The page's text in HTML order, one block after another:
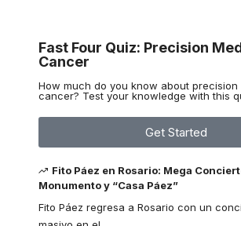
Fast Four Quiz: Precision
Cancer
How much do you know about precision
cancer? Test your knowledge with this
Get Started
Fito Páez en Rosario: Mega
Monumento y “Casa Páez”
Fito Páez regresa a Rosario con un